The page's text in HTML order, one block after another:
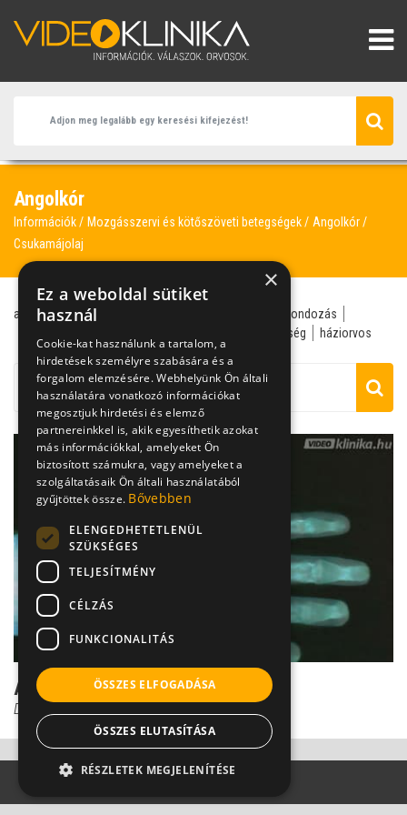
Angolkór
Információk Mozgásszervi és kötőszöveti betegségek
Angolkór
Csukamájolaj
angolkór táplálékkiegészítő
csecsemőgondozás
gyengeség háziorvos
A csontok tápanyaga
Dr. Vajer Péter PhD
×
Ez a weboldal sütiket
használ
Cookie-kat használunk a tartalom, a
hirdetések személyre szabására és a
forgalom elemzésére. Webhelyünk Ön általi
használatára vonatkozó információkat
megosztjuk hirdetési és elemző
partnereinkkel is, akik egyesíthetik azokat
más információkkal, amelyeket Ön
biztosított számukra, vagy amelyeket a
szolgáltatásaik Ön általi használatából
gyűjtöttek össze. Bővebben
ELENGEDHETETLENÜL
SZÜKSÉGES
TELJESÍTMÉNY
CÉLZÁS
FUNKCIONALITÁS
ÖSSZES ELFOGADÁSA
ÖSSZES ELUTASÍTÁSA
RÉSZLETEK MEGJELENÍTÉSE